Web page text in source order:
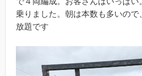
乗りました。朝は本数も多いの
放題です